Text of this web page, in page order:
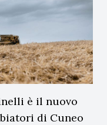
è il nuovo
di Cuneo